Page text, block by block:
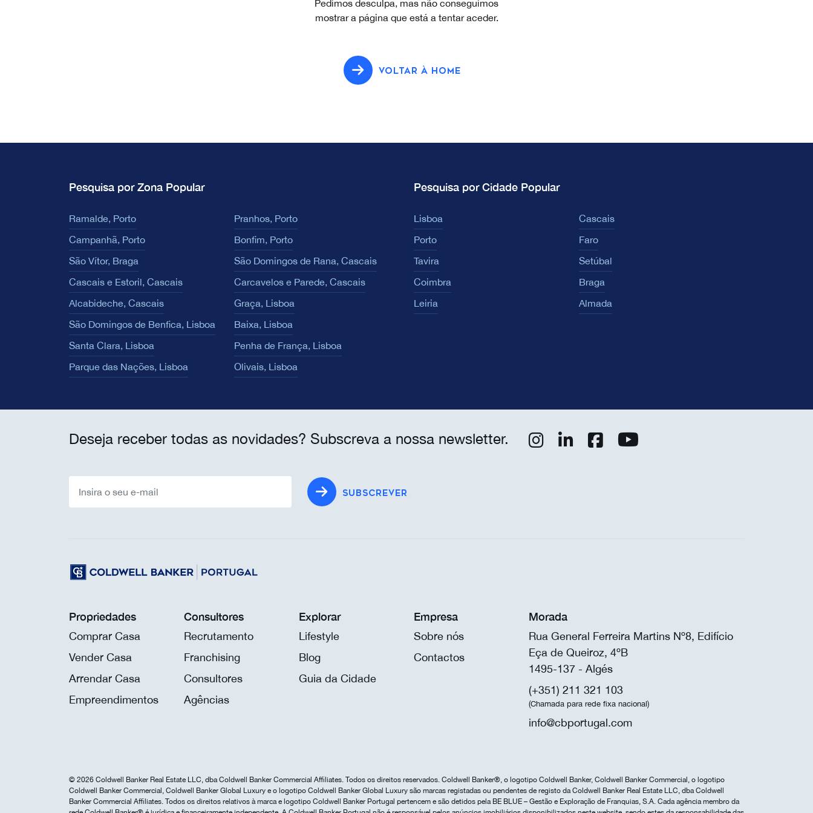
Pedimos desculpa, mas não conseguimos
mostrar a página que está a tentar aceder.
VOLTAR À HOME
Pesquisa por Zona Popular
Ramalde, Porto
Pranhos, Porto
Campanhã, Porto
Bonfim, Porto
São Vítor, Braga
São Domingos de Rana, Cascais
Cascais e Estoril, Cascais
Carcavelos e Parede, Cascais
Alcabideche, Cascais
Graça, Lisboa
São Domingos de Benfica, Lisboa
Baixa, Lisboa
Santa Clara, Lisboa
Penha de França, Lisboa
Parque das Nações, Lisboa
Olivais, Lisboa
Pesquisa por Cidade Popular
Lisboa
Cascais
Porto
Faro
Tavira
Setúbal
Coimbra
Braga
Leiria
Almada
Deseja receber todas as novidades? Subscreva a nossa newsletter.
SUBSCREVER
Propriedades
Comprar Casa
Vender Casa
Arrendar Casa
Empreendimentos
Consultores
Recrutamento
Franchising
Consultores
Agências
Explorar
Lifestyle
Blog
Guia da Cidade
Empresa
Sobre nós
Contactos
Morada
Rua General Ferreira Martins Nº8, Edifício
Eça de Queiroz, 4ºB
1495-137 - Algés
(+351) 211 321 103
(Chamada para rede fixa nacional)
info@cbportugal.com
© 2026 Coldwell Banker Real Estate LLC, dba Coldwell Banker Commercial Affiliates. Todos os direitos reservados. Coldwell Banker®, o logotipo Coldwell Banker, Coldwell Banker Commercial, o logotipo
Coldwell Banker Commercial, Coldwell Banker Global Luxury e o logotipo Coldwell Banker Global Luxury são marcas registadas ou pendentes de registo da Coldwell Banker Real Estate LLC, dba Coldwell
Banker Commercial Affiliates. Todos os direitos relativos à marca e logotipo Coldwell Banker Portugal pertencem e são detidos pela BE BLUE – Gestão e Exploração de Franquias, S.A. Cada agência membro da